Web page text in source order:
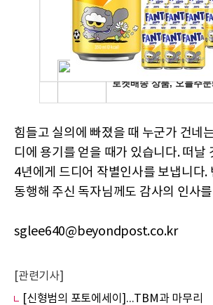
힘들고 실의에 빠졌을 때 누군가 건네
디에 용기를 얻을 때가 있습니다. 떠날
4년에게 드디어 작별인사를 보냅니다.
동행해 주신 독자님께도 감사의 인사
sglee640@beyondpost.co.kr
[관련기사]
[신형범의 포토에세이]...TBM과 마무리